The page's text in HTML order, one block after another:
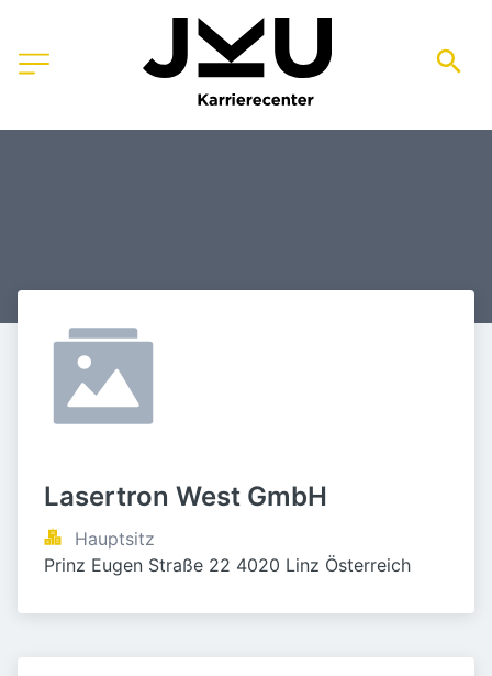
Lasertron West GmbH
Hauptsitz
Prinz Eugen Straße 22 4020 Linz Österreich